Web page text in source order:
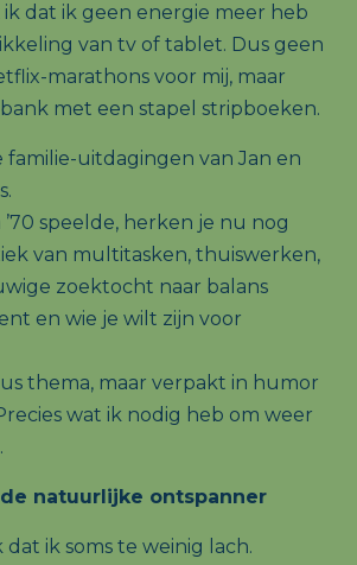
ik dat ik geen energie meer heb
van tv of tablet. Dus geen
marathons voor mij, maar
met een stapel stripboeken.
familie-uitdagingen van Jan en
speelde, herken je nu nog
van multitasken, thuiswerken,
zoektocht naar balans
en wie je wilt zijn voor
thema, maar verpakt in humor
wat ik nodig heb om weer
natuurlijke ontspanner
dat ik soms te weinig lach.